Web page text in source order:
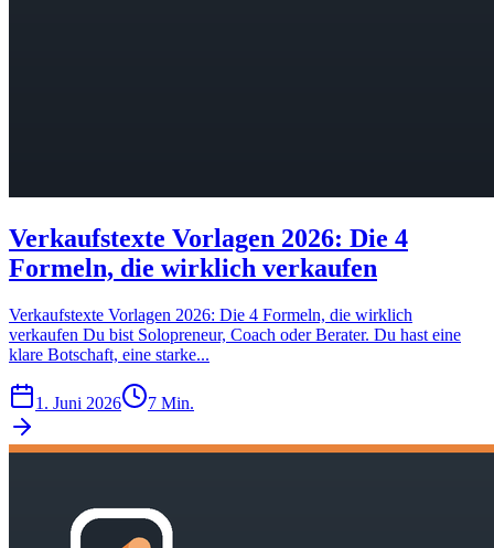
Verkaufstexte Vorlagen 2026: Die 4
Formeln, die wirklich verkaufen
Verkaufstexte Vorlagen 2026: Die 4 Formeln, die wirklich
verkaufen Du bist Solopreneur, Coach oder Berater. Du hast eine
klare Botschaft, eine starke...
1. Juni 2026 7 Min.